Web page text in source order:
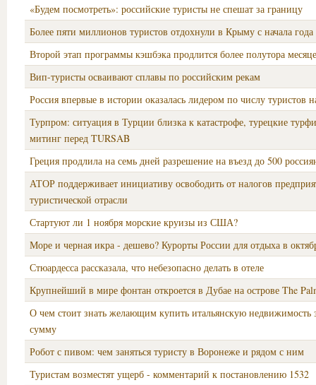
«Будем посмотреть»: российские туристы не спешат за границу
Более пяти миллионов туристов отдохнули в Крыму с начала года
Второй этап программы кэшбэка продлится более полутора
Вип-туристы осваивают сплавы по российским рекам
Россия впервые в истории оказалась лидером по числу туристов
Турпром: ситуация в Турции близка к катастрофе, турецкие
митинг перед TURSAB
Греция продлила на семь дней разрешение на въезд до 500
АТОР поддерживает инициативу освободить от налогов
туристической отрасли
Стартуют ли 1 ноября морские круизы из США?
Море и черная икра - дешево? Курорты России для отдыха в
Стюардесса рассказала, что небезопасно делать в отеле
Крупнейший в мире фонтан откроется в Дубае на острове The
О чем стоит знать желающим купить итальянскую недвижимость
сумму
Робот с пивом: чем заняться туристу в Воронеже и рядом с ним
Туристам возместят ущерб - комментарий к постановлению 1532